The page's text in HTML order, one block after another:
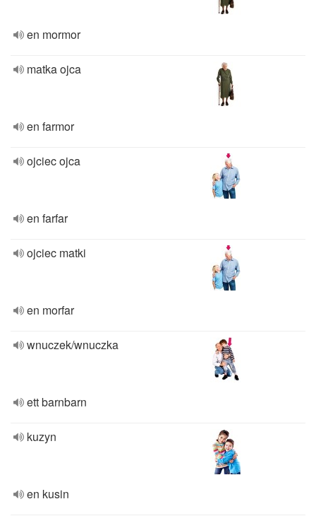
en mormor
matka ojca
en farmor
ojciec ojca
en farfar
ojciec matki
en morfar
wnuczek/wnuczka
ett barnbarn
kuzyn
en kusin